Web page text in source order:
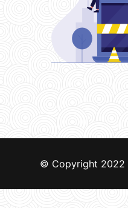
© Copyright 2022